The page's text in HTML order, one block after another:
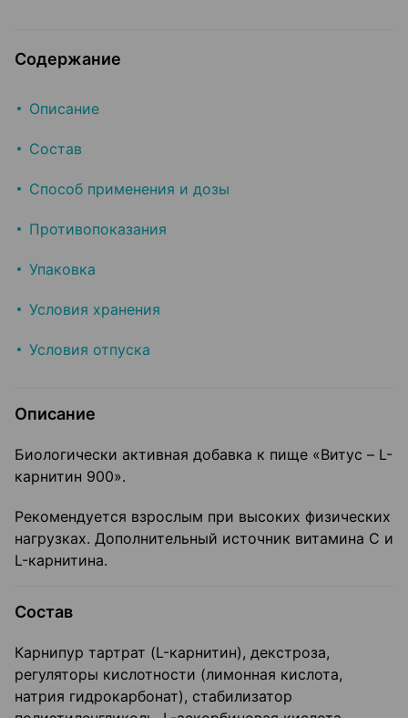
Содержание
Описание
Состав
Способ применения и дозы
Противопоказания
Упаковка
Условия хранения
Условия отпуска
Описание
Биологически активная добавка к пище «Витус – L-
карнитин 900».
Рекомендуется взрослым при высоких физических
нагрузках. Дополнительный источник витамина С и
L-карнитина.
Состав
Карнипур тартрат (L-карнитин), декстроза,
регуляторы кислотности (лимонная кислота,
натрия гидрокарбонат), стабилизатор